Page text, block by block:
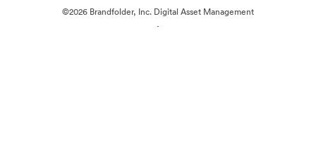
©2026 Brandfolder, Inc. Digital Asset Management
·